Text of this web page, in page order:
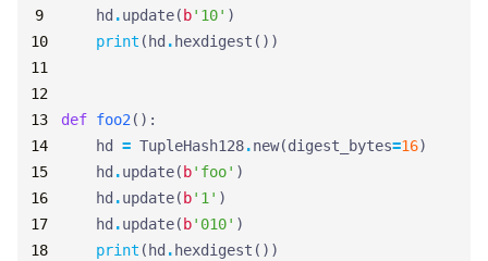
hd .update( b'10' )
print ( hd . hexdigest ())
def foo2():
hd
= TupleHash128.new(digest_bytes=16)
hd .update( b'foo' )
hd .update( b'1' )
hd .update( b'010' )
print ( hd . hexdigest ())